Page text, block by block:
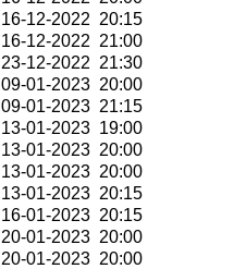
16-12-2022 20:15
16-12-2022 21:00
23-12-2022 21:30
09-01-2023 20:00
09-01-2023 21:15
13-01-2023 19:00
13-01-2023 20:00
13-01-2023 20:00
13-01-2023 20:15
16-01-2023 20:15
20-01-2023 20:00
20-01-2023 20:00